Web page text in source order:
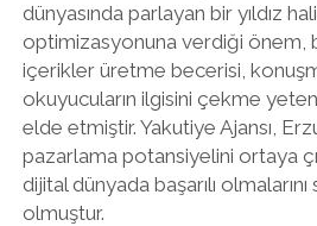
dünyasında parlayan bir yıldız
optimizasyonuna verdiği önem,
içerikler üretme becerisi,
okuyucuların ilgisini çekme
elde etmiştir. Yakutiye Ajansı,
pazarlama potansiyelini ortaya
dijital dünyada başarılı
olmuştur.